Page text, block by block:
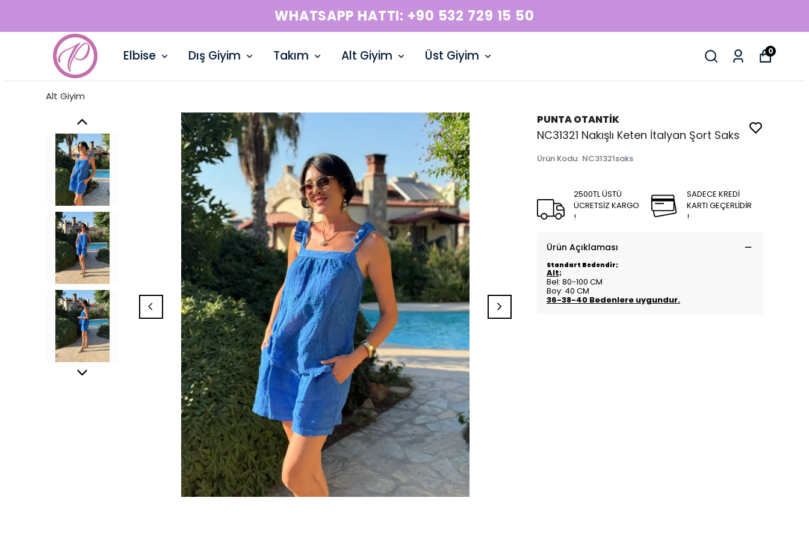
WHATSAPP HATTI: +90 532 729 15 50
Elbise Dış Giyim Takım Alt Giyim Üst Giyim 0
Alt Giyim
PUNTA OTANTİK
NC31321 Nakışlı Keten İtalyan Şort Saks
Ürün Kodu: NC31321saks
2500TL ÜSTÜ
ÜCRETSİZ KARGO
!
SADECE KREDİ
KARTI GEÇERLİDİR
!
Ürün Açıklaması
Standart Bedendir;
Alt;
Bel: 80-100 CM
Boy: 40 CM
36-38-40 Bedenlere uygundur.